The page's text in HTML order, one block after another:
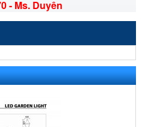
- Ms. Duyên